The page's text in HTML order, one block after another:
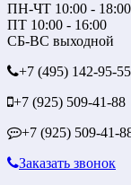
ПН-ЧТ 10:00 - 18:00
ПТ 10:00 - 16:00
СБ-ВС выходной
+7 (495) 142-95-55
+7 (925) 509-41-88
+7 (925) 509-41-
Заказать звонок